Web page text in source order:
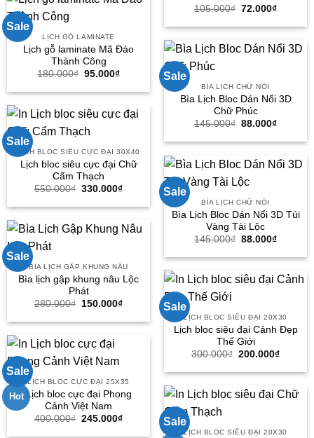
105.000₫ Giá
là:
72.000₫Giá
tại
Sale
LỊCH GỖ LAMINATE
Lịch gỗ laminate Mã Đáo
Thành Công
180.000₫ Giá
là:
95.000₫Giá
tại
95.000₫.
Sale
BÌA LỊCH CHỮ NỔI
Bìa Lịch Bloc Dán Nổi 3D
Chữ Phúc
145.000₫ Giá
là:
88.000₫Giá
tại
Sale
LỊCH BLOC SIÊU CỰC ĐẠI 30X40
Lịch bloc siêu cực đại Chữ
Cẩm Thạch
550.000₫ Giá
là:
330.000₫Giá
tại
330.000₫.
Sale
BÌA LỊCH CHỮ NỔI
Bìa Lịch Bloc Dán Nổi 3D Túi
Vàng Tài Lộc
145.000₫ Giá
là:
88.000₫Giá
tại
Sale
BÌA LỊCH GẬP KHUNG NÂU
Bìa lịch gập khung nâu Lộc
Phát
280.000₫
Giá
là:
150.000₫Giá
tại
Sale
LỊCH BLOC SIÊU ĐẠI 20X30
Lịch bloc siêu đại Cảnh Đẹp
Thế Giới
300.000₫ Giá
là:
200.000₫Giá
tại
Sale
Hot
LỊCH BLOC CỰC ĐẠI 25X35
Lịch bloc cực đại Phong
Cảnh Việt Nam
400.000₫ Giá
245.000₫Giá
Sale
LỊCH BLOC SIÊU ĐẠI 20X30